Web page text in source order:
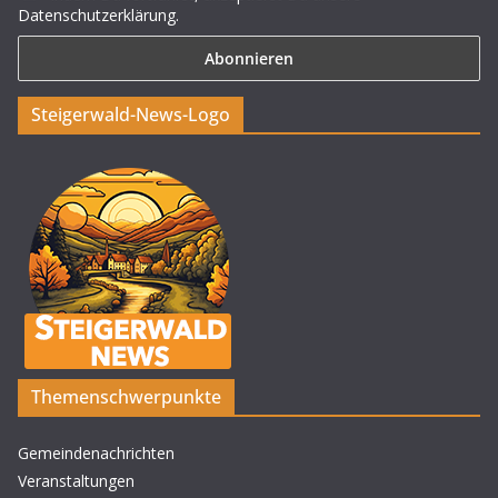
Datenschutzerklärung.
Steigerwald-News-Logo
Themenschwerpunkte
Gemeindenachrichten
Veranstaltungen